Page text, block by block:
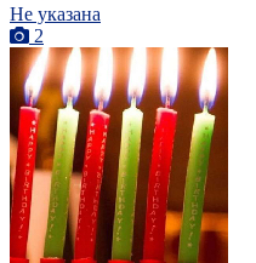
Не указана
2